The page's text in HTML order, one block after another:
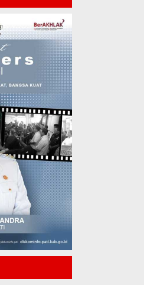
Polri vs Kejagung: Ketika
Penegak Hukum Saling
Bongkar, Siapa yang
Mengawasi?